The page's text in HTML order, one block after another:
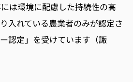
は環境に配慮した持続性の高
入れている農業者のみが認定さ
認定」を受けています（諏